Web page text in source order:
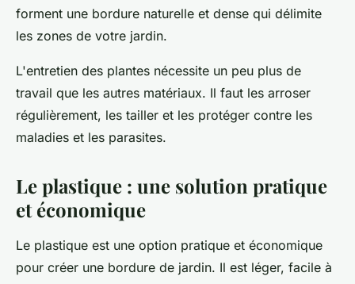
forment une bordure naturelle et dense qui délimite
les zones de votre jardin.
L'entretien des plantes nécessite un peu plus de
travail que les autres matériaux. Il faut les arroser
régulièrement, les tailler et les protéger contre les
maladies et les parasites.
Le plastique : une solution pratique
et économique
Le plastique est une option pratique et économique
pour créer une bordure de jardin. Il est léger, facile à